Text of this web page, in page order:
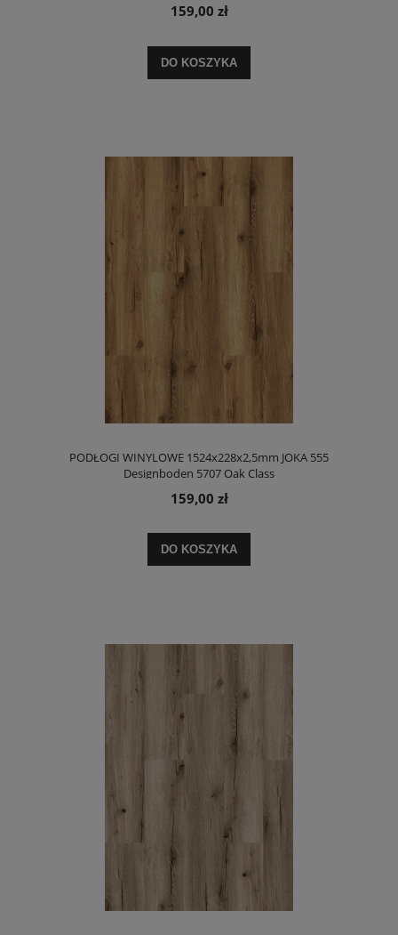
159,00 zł
DO KOSZYKA
PODŁOGI WINYLOWE 1524x228x2,5mm JOKA 555
Designboden 5707 Oak Class
159,00 zł
DO KOSZYKA